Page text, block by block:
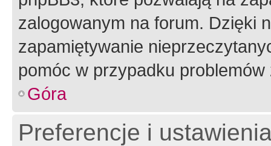
zalogowanym na forum. Dzięki
zapamiętywanie
pomóc w przypadku
Góra
Preferencje i